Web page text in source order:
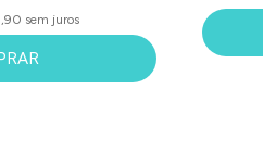
sem juros